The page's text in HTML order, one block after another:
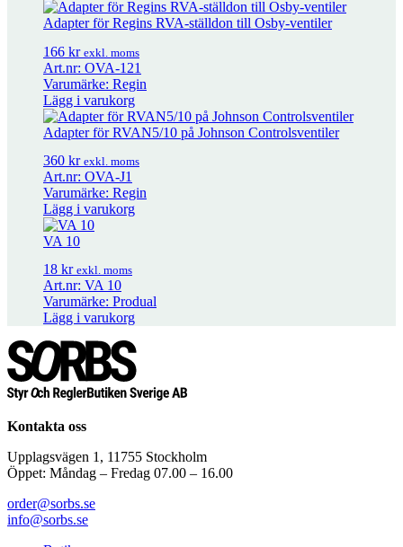
Adapter för Regins RVA-ställdon till Belimo ventil Ø8 600kr
Adapter för Regins RVA-ställdon till Osby-ventiler
Packbox Regin för NTVS, GTVS/GTRS m.m.
TG-DH312/Pt1000..
exkl. moms
Adapter för Regins RVA-ställdon till Osby-ventiler
166 kr exkl. moms
Art.nr: OVA-121
Varumärke: Regin
Lägg i varukorg
Adapter för RVAN5/10 på Johnson Controlsventiler
360 kr exkl. moms
Art.nr: OVA-J1
Varumärke: Regin
Lägg i varukorg
VA 10
18 kr exkl. moms
Art.nr: VA 10
Varumärke: Produal
Lägg i varukorg
Kontakta oss
Upplagsvägen 1, 11755 Stockholm
Öppet: Måndag – Fredag 07.00 – 16.00
order@sorbs.se
info@sorbs.se